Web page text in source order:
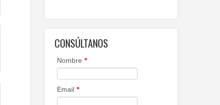
CONSÚLTANOS
Nombre *
Email *